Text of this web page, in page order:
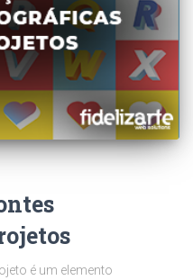
é um elemento